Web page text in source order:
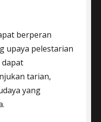
berperan
upaya pelestarian
tarian,
yang